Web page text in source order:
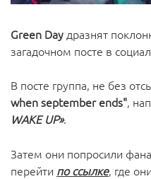
Green Day дразнят
загадочном посте в
В посте группа, не без
when september ends",
WAKE UP».
Затем они попросили
перейти по ссылке, где